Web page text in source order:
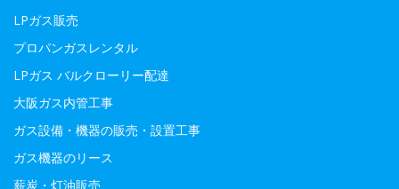
LPガス販売
プロパンガスレンタル
LPガス バルクローリー配達
大阪ガス内管工事
ガス設備・機器の販売・設置工事
ガス機器のリース
薪炭・灯油販売